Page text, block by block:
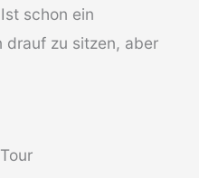
schon ein
drauf zu sitzen, aber